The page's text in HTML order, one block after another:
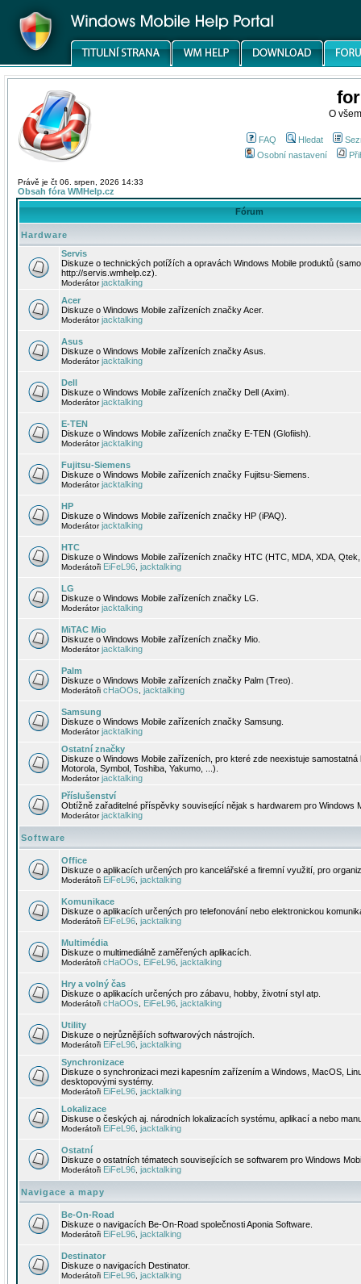
O
FAQ Hledat
Osobní nastavení
Právě je čt 06. srpen, 2026 14:33
Obsah fóra WMHelp.cz
Fórum
Hardware
Servis
Diskuze o technických potížích a opravách Windows Mobile produktů
http://servis.wmhelp.cz).
Moderátorjacktalking
Acer
Diskuze o Windows Mobile zařízeních značky Acer.
Moderátorjacktalking
Asus
Diskuze o Windows Mobile zařízeních značky Asus.
Moderátorjacktalking
Dell
Diskuze o Windows Mobile zařízeních značky Dell (Axim).
Moderátorjacktalking
E-TEN
Diskuze o Windows Mobile zařízeních značky E-TEN (Glofiish).
Moderátorjacktalking
Fujitsu-Siemens
Diskuze o Windows Mobile zařízeních značky Fujitsu-Siemens.
Moderátorjacktalking
HP
Diskuze o Windows Mobile zařízeních značky HP (iPAQ).
Moderátorjacktalking
HTC
Diskuze o Windows Mobile zařízeních značky HTC (HTC, MDA, XDA,
Moderátoři EiFeL96 jacktalking
LG
Diskuze o Windows Mobile zařízeních značky LG.
Moderátorjacktalking
MiTAC Mio
Diskuze o Windows Mobile zařízeních značky Mio.
Moderátorjacktalking
Palm
Diskuze o Windows Mobile zařízeních značky Palm (Treo).
Moderátoři cHaOOs jacktalking
Samsung
Diskuze o Windows Mobile zařízeních značky Samsung.
Moderátorjacktalking
Ostatní značky
Diskuze o Windows Mobile zařízeních, pro které zde neexistuje
Motorola, Symbol, Toshiba, Yakumo, ...).
Moderátorjacktalking
Příslušenství
Obtížně zařaditelné příspěvky související nějak s hardwarem pro Windows
Moderátorjacktalking
Software
Office
Diskuze o aplikacích určených pro kancelářské a firemní využití, pro
Moderátoři EiFeL96 jacktalking
Komunikace
Diskuze o aplikacích určených pro telefonování nebo elektronickou
Moderátoři EiFeL96 jacktalking
Multimédia
Diskuze o multimediálně zaměřených aplikacích.
Moderátoři cHaOOs EiFeL96 jacktalking
Hry a volný čas
Diskuze o aplikacích určených pro zábavu, hobby, životní styl atp.
Moderátoři cHaOOs EiFeL96 jacktalking
Utility
Diskuze o nejrůznějších softwarových nástrojích.
Moderátoři EiFeL96 jacktalking
Synchronizace
Diskuze o synchronizaci mezi kapesním zařízením a Windows, MacOS,
desktopovými systémy.
Moderátoři EiFeL96 jacktalking
Lokalizace
Diskuse o českých aj. národních lokalizacích systému, aplikací a nebo
Moderátoři EiFeL96 jacktalking
Ostatní
Diskuze o ostatních tématech souvisejících se softwarem pro Windows
Moderátoři EiFeL96 jacktalking
Navigace a mapy
Be-On-Road
Diskuze o navigacích Be-On-Road společnosti Aponia Software.
Moderátoři EiFeL96 jacktalking
Destinator
Diskuze o navigacích Destinator.
Moderátoři EiFeL96 jacktalking